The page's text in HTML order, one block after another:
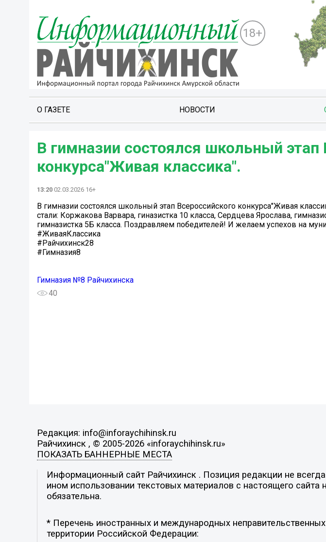
18+
О ГАЗЕТЕ НОВОСТИ
В гимназии состоялся школьный этап
конкурса"Живая классика".
13:20 02.03.2026 16+
В гимназии состоялся школьный этап Всероссийского конкурса"Живая
стали: Коржакова Варвара, гиназистка 10 класса, Сердцева Ярослава,
гимназистка 5Б класса. Поздравляем победителей! И желаем успехов на
#ЖиваяКлассика
#Райчихинск28
#Гимназия8
Гимназия №8 Райчихинска
40
Редакция: info@inforaychihinsk.ru
Райчихинск , © 2005-2026 «inforaychihinsk.ru»
ПОКАЗАТЬ БАННЕРНЫЕ МЕСТА
Информационный сайт Райчихинск . Позиция редакции не
ином использовании текстовых материалов с настоящего сайта
обязательна.
* Перечень иностранных и международных
территории Российской Федерации: